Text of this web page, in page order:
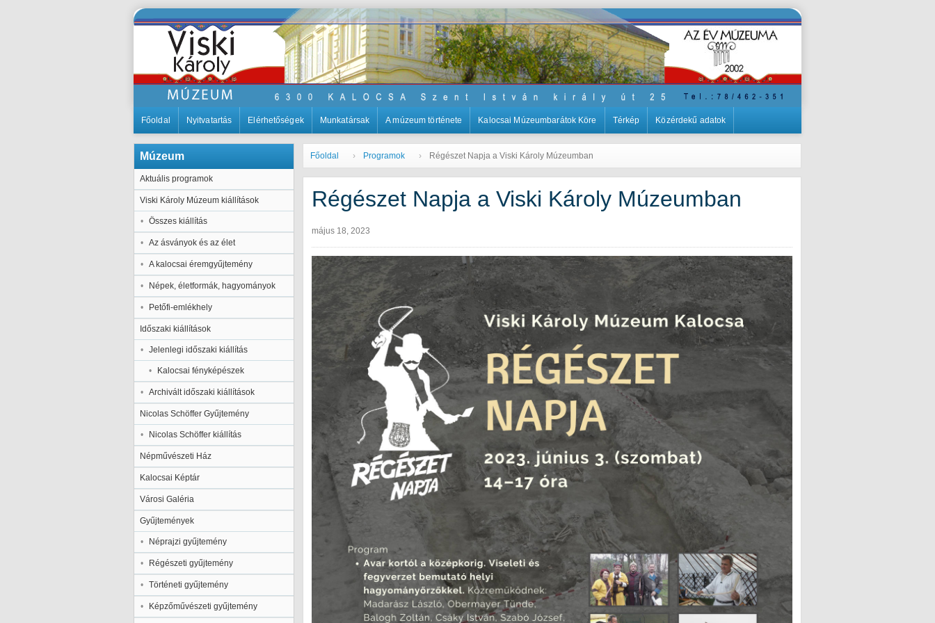
Főoldal Nyitvatartás Elérhetőségek Munkatársak A múzeum története Kalocsai Múzeumbarátok Köre Térkép Közérdekű adatok
Múzeum
Aktuális programok
Viski Károly Múzeum kiállítások
Összes kiállítás
Az ásványok és az élet
A kalocsai éremgyűjtemény
Népek, életformák, hagyományok
Petőfi-emlékhely
Időszaki kiállítások
Jelenlegi időszaki kiállítás
Kalocsai fényképészek
Archivált időszaki kiállítások
Nicolas Schöffer Gyűjtemény
Nicolas Schöffer kiállítás
Népművészeti Ház
Kalocsai Képtár
Városi Galéria
Gyűjtemények
Néprajzi gyűjtemény
Régészeti gyűjtemény
Történeti gyűjtemény
Képzőművészeti gyűjtemény
Főoldal Programok Régészet Napja a Viski Károly Múzeumban
Régészet Napja a Viski Károly Múzeumban
május 18, 2023